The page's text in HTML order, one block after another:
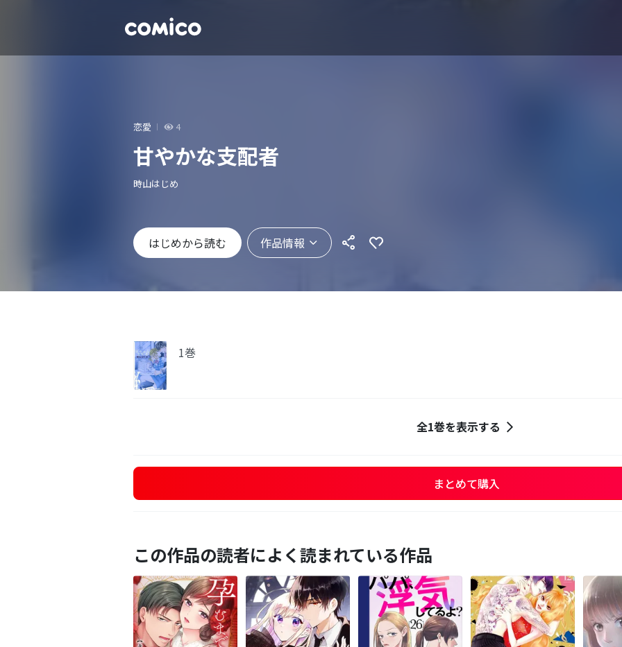
恋愛 4
甘やかな支配者
時山はじめ
はじめから読む 作品情報
1巻
全1巻を表示する
まとめて購入
この作品の読者によく読まれている作品